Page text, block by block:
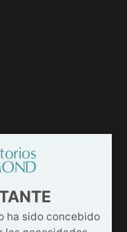
ha sido concebido